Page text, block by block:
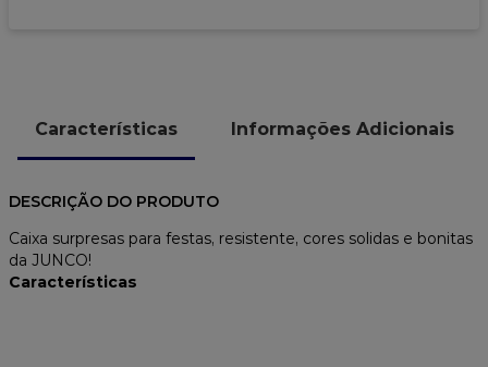
Características Informações Adicionais
DESCRIÇÃO DO PRODUTO
Caixa surpresas para festas, resistente, cores solidas e bonitas
da JUNCO!
Características